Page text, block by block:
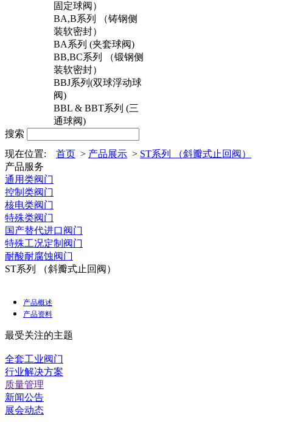
固定球阀）
BA,B系列 （铸钢侧
装软密封）
BA系列 (夹套球阀)
BB,BC系列 （锻钢侧
装软密封）
BBJ系列(双球浮动球
阀)
BBL & BBT系列 (三
通球阀)
搜索
现在位置: 首页 > 产品展示 > ST系列 （斜瓣式止回阀）
产品服务
通用类阀门
控制类阀门
核电类阀门
特殊类阀门
国产替代进口阀门
特殊工况定制阀门
耐酸耐腐蚀阀门
ST系列 （斜瓣式止回阀）
产品概述
产品资料
最受关注的主题
全套工业阀门
行业解决方案
质量管理
新闻公告
展会动态